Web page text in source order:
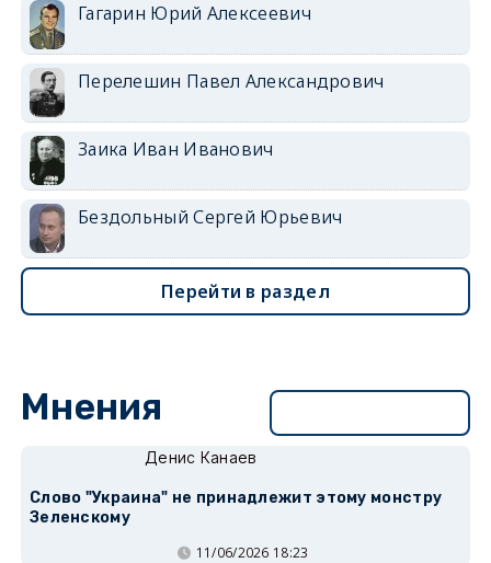
Гагарин Юрий Алексеевич
Перелешин Павел Александрович
Заика Иван Иванович
Бездольный Сергей Юрьевич
Перейти в раздел
Мнения
Денис Канаев
Слово "Украина" не принадлежит этому монстру
Зеленскому
11/06/2026 18:23